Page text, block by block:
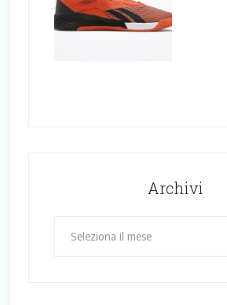
Archivi